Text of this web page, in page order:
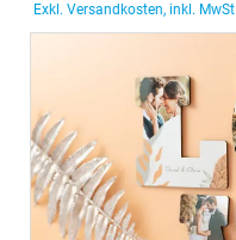
Exkl. Versandkosten, inkl. MwSt